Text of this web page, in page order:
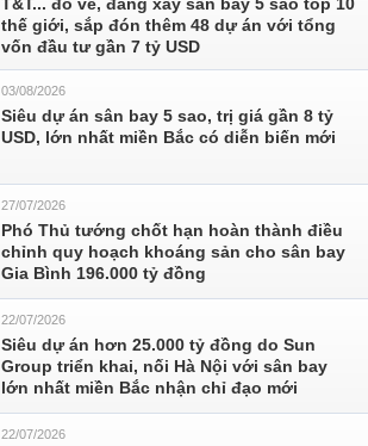
thế giới, sắp đón thêm 48 dự án với tổng
vốn đầu tư gần 7 tỷ USD
03/08/2026
Siêu dự án sân bay 5 sao, trị giá gần 8 tỷ
USD, lớn nhất miền Bắc có diễn biến mới
27/07/2026
Phó Thủ tướng chốt hạn hoàn thành điều
chỉnh quy hoạch khoáng sản cho sân bay
Gia Bình 196.000 tỷ đồng
22/07/2026
Siêu dự án hơn 25.000 tỷ đồng do Sun
Group triển khai, nối Hà Nội với sân bay
lớn nhất miền Bắc nhận chỉ đạo mới
22/07/2026